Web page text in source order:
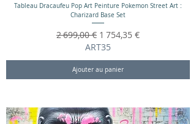
Tableau Dracaufeu Pop Art Peinture Pokemon Street Art :
Charizard Base Set
Prix original
2 699,00 € Prix promotionnel
1 754,35 €
ART35
Ajouter au panier